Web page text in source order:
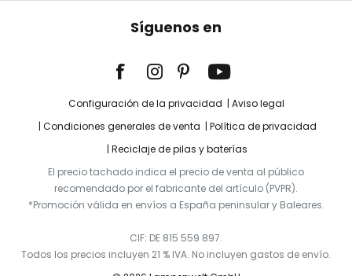
Síguenos en
Configuración de la privacidad
Aviso legal
Condiciones generales de venta
Política de privacidad
Reciclaje de pilas y baterías
El precio tachado indica el precio de venta al público
recomendado por el fabricante del artículo (PVPR).
*Promoción válida en envíos a España peninsular y Baleares.
CIF: DE 815 559 897.
Todos los precios incluyen 21 % IVA. No incluyen gastos de envío.